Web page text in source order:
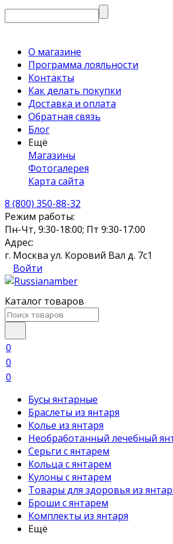
О магазине
Программа лояльности
Контакты
Как делать покупки
Доставка и оплата
Обратная связь
Блог
Ещё
Магазины
Фотогалерея
Карта сайта
8 (800) 350-88-32
Режим работы:
Пн-Чт, 9:30-18:00; Пт 9:30-17:00
Адрес:
г. Москва ул. Коровий Вал д. 7с1
Войти
Каталог товаров
0
0
0
Бусы янтарные
Браслеты из янтаря
Колье из янтаря
Необработанный лечебный
Серьги с янтарем
Кольца с янтарем
Кулоны с янтарем
Товары для здоровья из
Броши с янтарем
Комплекты из янтаря
Ещё